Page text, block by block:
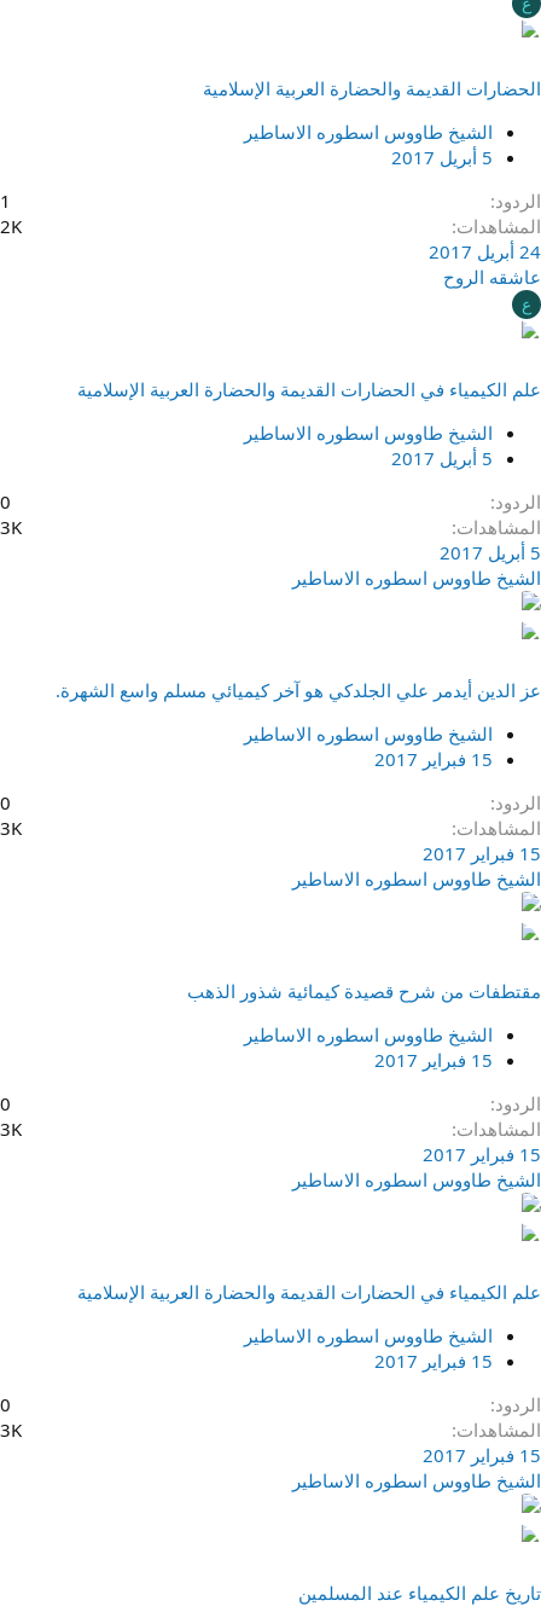
الحضارات القديمة والحضارة العربية الإسلامية
الشيخ طاووس اسطوره الاساطير
5 أبريل 2017
الردود
1
المشاهدات
2K
24 أبريل 2017
عاشقه الروح
ع
علم الكيمياء في الحضارات القديمة والحضارة العربية الإسلامية
الشيخ طاووس اسطوره الاساطير
5 أبريل 2017
الردود
0
المشاهدات
3K
5 أبريل 2017
الشيخ طاووس اسطوره الاساطير
عز الدين أيدمر علي الجلدكي هو آخر كيميائي مسلم واسع الشهرة.
الشيخ طاووس اسطوره الاساطير
15 فبراير 2017
الردود
0
المشاهدات
3K
15 فبراير 2017
الشيخ طاووس اسطوره الاساطير
مقتطفات من شرح قصيدة كيمائية شذور الذهب
الشيخ طاووس اسطوره الاساطير
15 فبراير 2017
الردود
0
المشاهدات
3K
15 فبراير 2017
الشيخ طاووس اسطوره الاساطير
علم الكيمياء في الحضارات القديمة والحضارة العربية الإسلامية
الشيخ طاووس اسطوره الاساطير
15 فبراير 2017
الردود
0
المشاهدات
3K
15 فبراير 2017
الشيخ طاووس اسطوره الاساطير
تاريخ علم الكيمياء عند المسلمين